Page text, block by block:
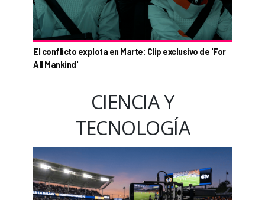
El conflicto explota en Marte: Clip exclusivo de 'For
All Mankind'
CIENCIA Y
TECNOLOGÍA